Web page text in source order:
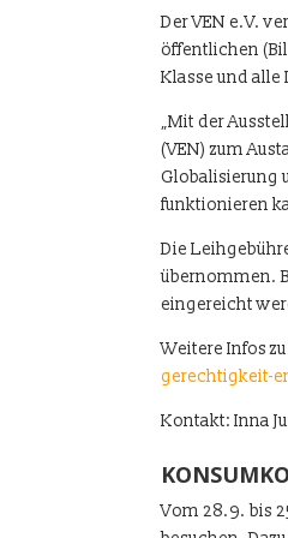
Der VEN e.V.
öffentlichen
Klasse und alle
„Mit der
(VEN) zum
Globalisierung
funktionieren
Die
übernommen.
eingereicht
Weitere Infos
gerechtigkeit-
Kontakt: Inna
Vom 28.9. bis